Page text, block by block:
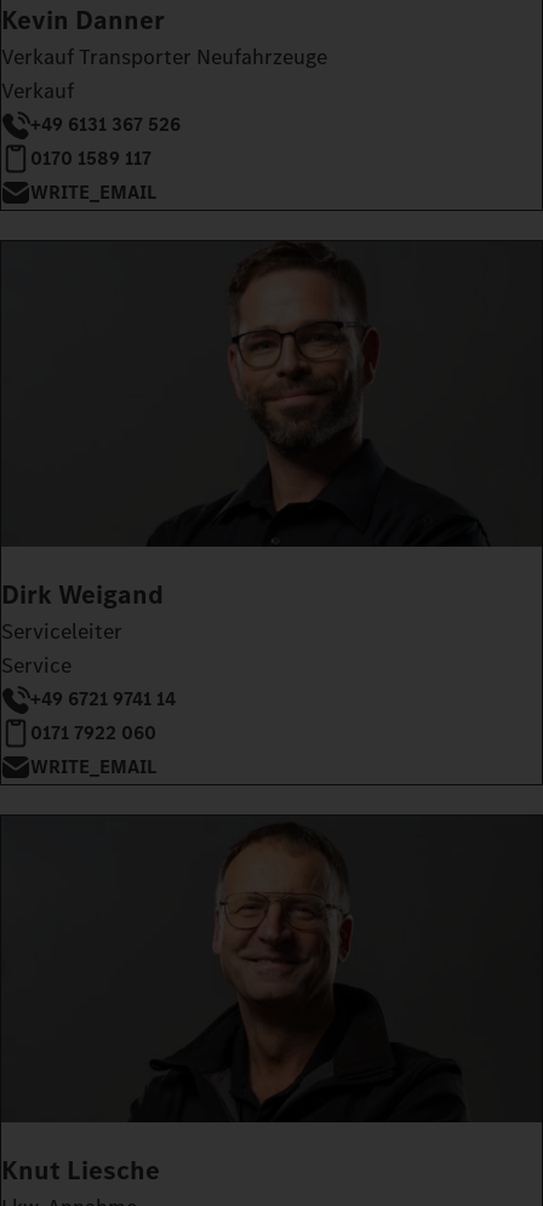
Kevin Danner
Verkauf Transporter Neufahrzeuge
Verkauf
+49 6131 367 526
0170 1589 117
WRITE_EMAIL
Dirk Weigand
Serviceleiter
Service
+49 6721 9741 14
0171 7922 060
WRITE_EMAIL
Knut Liesche